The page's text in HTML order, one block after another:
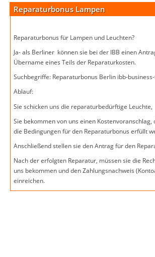
Reparaturbonus Lampen
Reparaturbonus für Lampen und Leuchten?
Ja- als Berliner können sie bei der IBB einen
Übername eines Teils der Reparaturkosten.
Suchbegriffe: Reparaturbonus Berlin ibb-
Ablauf:
Sie schicken uns die reparaturbedürftige Leuchte,
Sie bekommen von uns einen Kostenvoranschlag,
die Bedingungen für den Reparaturbonus erfüllt
Anschließend stellen sie den Antrag für den
Nach der erfolgten Reparatur, müssen sie die
uns bekommen und den Zahlungsnachweis
einreichen.